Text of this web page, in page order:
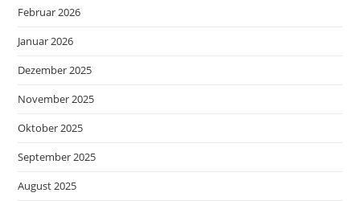
Februar 2026
Januar 2026
Dezember 2025
November 2025
Oktober 2025
September 2025
August 2025